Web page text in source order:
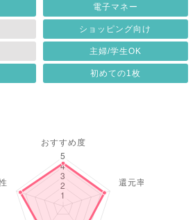
電子マネー
ショッピング向け
主婦/学生OK
初めての1枚